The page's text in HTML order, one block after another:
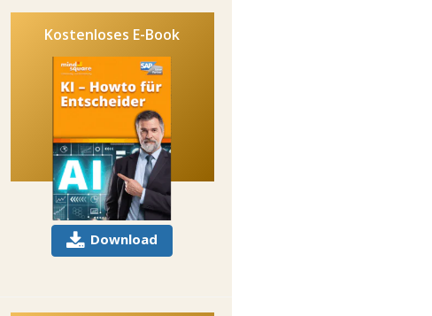
Kostenloses E-Book
Download